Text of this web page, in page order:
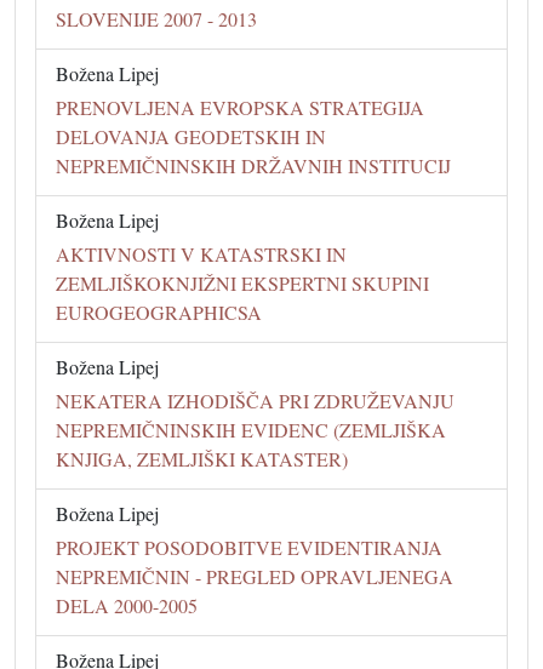
SLOVENIJE 2007 - 2013
Božena Lipej
PRENOVLJENA EVROPSKA STRATEGIJA
DELOVANJA GEODETSKIH IN
NEPREMIČNINSKIH DRŽAVNIH INSTITUCIJ
Božena Lipej
AKTIVNOSTI V KATASTRSKI IN
ZEMLJIŠKOKNJIŽNI EKSPERTNI SKUPINI
EUROGEOGRAPHICSA
Božena Lipej
NEKATERA IZHODIŠČA PRI ZDRUŽEVANJU
NEPREMIČNINSKIH EVIDENC (ZEMLJIŠKA
KNJIGA, ZEMLJIŠKI KATASTER)
Božena Lipej
PROJEKT POSODOBITVE EVIDENTIRANJA
NEPREMIČNIN - PREGLED OPRAVLJENEGA
DELA 2000-2005
Božena Lipej